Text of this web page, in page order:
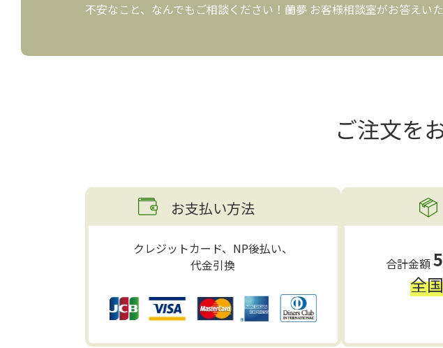
不安なこと、なんでもご相談ください！蘭夢 お客様相談室がお答えい
ご注文を
お支払い方法
クレジットカード、NP後払い、
代金引換
合計金額
全